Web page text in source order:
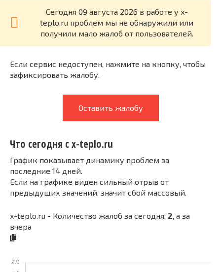
Cегодня 09 августа 2026 в работе у x-
teplo.ru проблем мы не обнаружили или
получили мало жалоб от пользователей.
Если сервис недоступен, нажмите на кнопку, чтобы
зафиксировать жалобу.
Оставить жалобу
Что сегодня с x-teplo.ru
График показывает динамику проблем за
последние 14 дней.
Если на графике виден сильный отрыв от
предыдущих значений, значит сбой массовый.
x-teplo.ru - Количество жалоб за сегодня: 2 , а за
вчера